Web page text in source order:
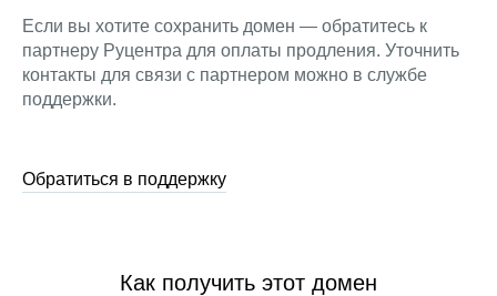
Если вы хотите сохранить домен — обратитесь к
партнеру Руцентра для оплаты продления. Уточнить
контакты для связи с партнером можно в службе
поддержки.
Обратиться в поддержку
Как получить этот домен